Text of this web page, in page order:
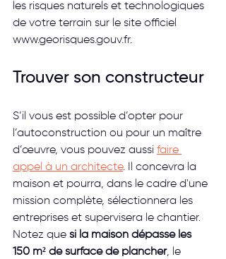
les risques naturels et technologiques
de votre terrain sur le site officiel
www.georisques.gouv.fr.
Trouver son constructeur
S’il vous est possible d’opter pour
l’autoconstruction ou pour un maître
d’œuvre, vous pouvez aussi faire
appel à un architecte. Il concevra la
maison et pourra, dans le cadre d'une
mission complète, sélectionnera les
entreprises et supervisera le chantier.
Notez que si la maison dépasse les
150 m² de surface de plancher, le